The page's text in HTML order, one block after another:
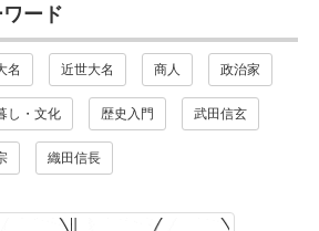
ード
名 近世大名 商人 政治家
し・文化 歴史入門 武田信玄
織田信長